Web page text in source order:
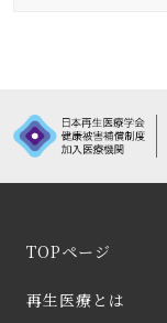
TOPページ
再生医療とは